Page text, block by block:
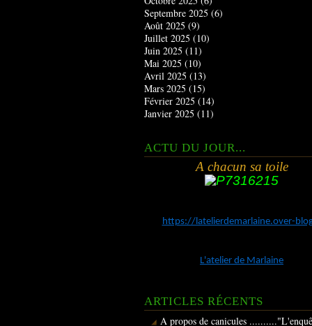
Septembre 2025 (6)
Août 2025 (9)
Juillet 2025 (10)
Juin 2025 (11)
Mai 2025 (10)
Avril 2025 (13)
Mars 2025 (15)
Février 2025 (14)
Janvier 2025 (11)
ACTU DU JOUR...
A chacun sa toile
https://latelierdemarlaine.over-
L'atelier de Marlaine
ARTICLES RÉCENTS
A propos de canicules